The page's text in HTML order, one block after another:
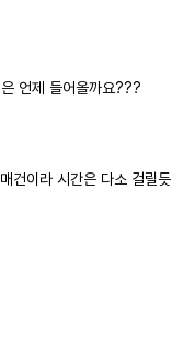
언제 들어올까요???
건이라 시간은 다소 걸릴듯